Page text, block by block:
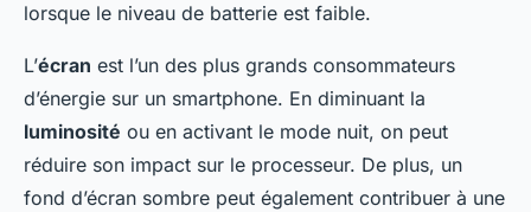
lorsque le niveau de batterie est faible.
L’écran est l’un des plus grands consommateurs
d’énergie sur un smartphone. En diminuant la
luminosité ou en activant le mode nuit, on peut
réduire son impact sur le processeur. De plus, un
fond d’écran sombre peut également contribuer à une